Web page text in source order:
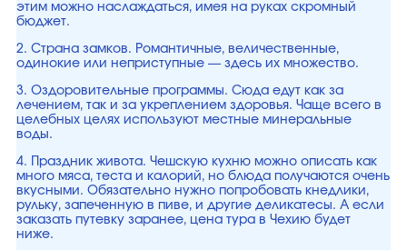
этим можно наслаждаться, имея на руках скромный
бюджет.
2. Страна замков. Романтичные, величественные,
одинокие или неприступные — здесь их множество.
3. Оздоровительные программы. Сюда едут как за
лечением, так и за укреплением здоровья. Чаще всего в
целебных целях используют местные минеральные
воды.
4. Праздник живота. Чешскую кухню можно описать как
много мяса, теста и калорий, но блюда получаются очень
вкусными. Обязательно нужно попробовать кнедлики,
рульку, запеченную в пиве, и другие деликатесы. А если
заказать путевку заранее, цена тура в Чехию будет
ниже.